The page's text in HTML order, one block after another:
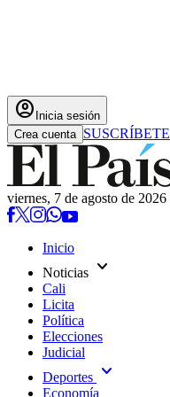
account_circle Inicia sesión
Crea cuenta SUSCRÍBETE
viernes, 7 de agosto de 2026
Inicio
Noticias expand_more
Cali
Licita
Política
Elecciones
Judicial
Deportes expand_more
Economía